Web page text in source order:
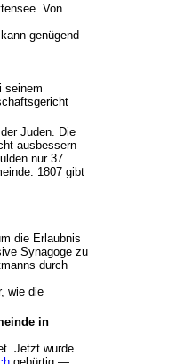
Von
genügend
seinem
Juden. Die
ausbessern
nur 37
1807 gibt
die Erlaubnis
Synagoge zu
durch
wie die
in
Jetzt wurde